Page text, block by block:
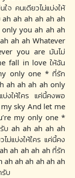
จ คนเดียวไม่แบ่งให้
ah ah ah ah ah ah
you ah ah ah
ah ah Whatever
you are มันไม่
fall in love ให้ฉัน
my only one * ที่รัก
ah ah ah ah only
งให้ใคร แค่นี้คงพอ
my sky And let me
my only one *
บ ah ah ah ah ah
ม่แบ่งให้ใคร แค่นี้คง
ah ah ah ah ที่รัก
ah ah ah ah ah ah
บ